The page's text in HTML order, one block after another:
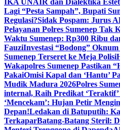
IKA UNAIR dan Dialektika
Lagi “Pesta Sampah”, Bupati
Regulasi?Sidak Pospam: Jurus
Pelayanan Polres Sumenep Tak
Waktu Sumenep: Rp300 Ribu
FauziInvestasi “Bodong”
Sumenep Terseret ke Meja Polisi
Wakapolres Sumenep Pastikan
PakaiOmisi Kapal dan ‘Hantu’
Mudik Madura 2026Polres
internal, Raih Predikat ‘Teraktif’
‘Mencekam’: Hujan Petir
Depan!Ledakan di Batuputih:
TerkaparBatang-Batang Steril: